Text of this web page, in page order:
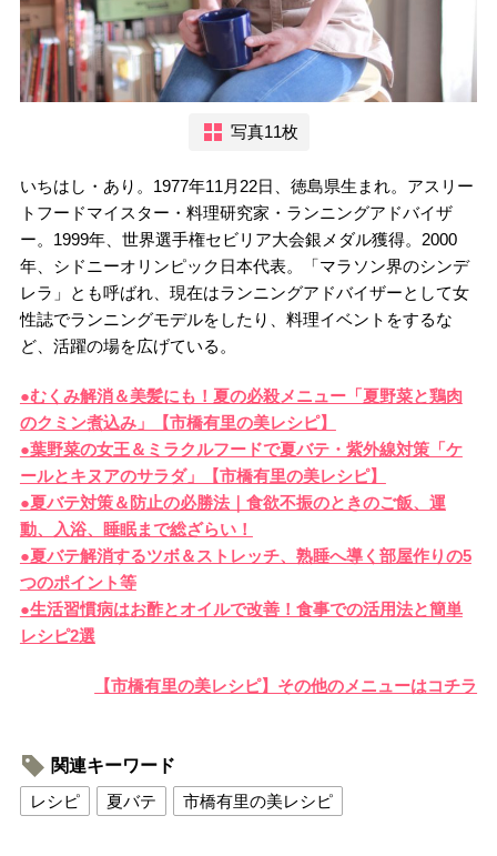
写真11枚
いちはし・あり。1977年11月22日、徳島県生まれ。アスリー
トフードマイスター・料理研究家・ランニングアドバイザ
ー。1999年、世界選手権セビリア大会銀メダル獲得。2000
年、シドニーオリンピック日本代表。「マラソン界のシンデ
レラ」とも呼ばれ、現在はランニングアドバイザーとして女
性誌でランニングモデルをしたり、料理イベントをするな
ど、活躍の場を広げている。
●むくみ解消＆美髪にも！夏の必殺メニュー「夏野菜と鶏肉
のクミン煮込み」【市橋有里の美レシピ】
●葉野菜の女王＆ミラクルフードで夏バテ・紫外線対策「ケ
ールとキヌアのサラダ」【市橋有里の美レシピ】
●夏バテ対策＆防止の必勝法｜食欲不振のときのご飯、運
動、入浴、睡眠まで総ざらい！
●夏バテ解消するツボ＆ストレッチ、熟睡へ導く部屋作りの5
つのポイント等
●生活習慣病はお酢とオイルで改善！食事での活用法と簡単
レシピ2選
【市橋有里の美レシピ】その他のメニューはコチラ
関連キーワード
レシピ
夏バテ 市橋有里の美レシピ